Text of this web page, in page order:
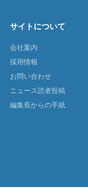
サイトについて
会社案内
採用情報
お問い合わせ
ニュース読者投稿
編集長からの手紙